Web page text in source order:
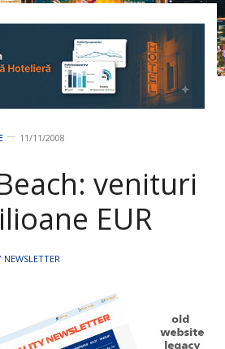
11/11/2008
venituri
EUR